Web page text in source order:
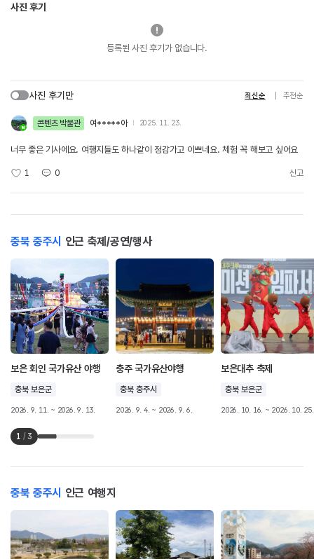
사진 후기
등록된 사진 후기가 없습니다.
사진 후기만 최신순 추천순
콘텐츠 박물관 여*****아 2025. 11. 23.
너무 좋은 기사에요. 여행지들도 하나같이 정감가고 이쁘네요. 체험 꼭 해보고 싶어요
1 0 신고
충북 충주시 인근 축제/공연/행사
보은 회인 국가유산 야행
충북 보은군
2026. 9. 11. ~ 2026. 9. 13.
충주 국가유산야행
충북 충주시
2026. 9. 4. ~ 2026. 9. 6.
보은대추 축제
충북 보은군
2026. 10. 16. ~ 2026. 10. 25.
1 / 3
충북 충주시 인근 여행지